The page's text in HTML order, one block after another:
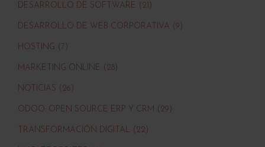
DESARROLLO DE SOFTWARE (21)
DESARROLLO DE WEB CORPORATIVA (9)
HOSTING (7)
MARKETING ONLINE (28)
NOTICIAS (26)
ODOO: OPEN SOURCE ERP Y CRM (29)
TRANSFORMACIÓN DIGITAL (22)